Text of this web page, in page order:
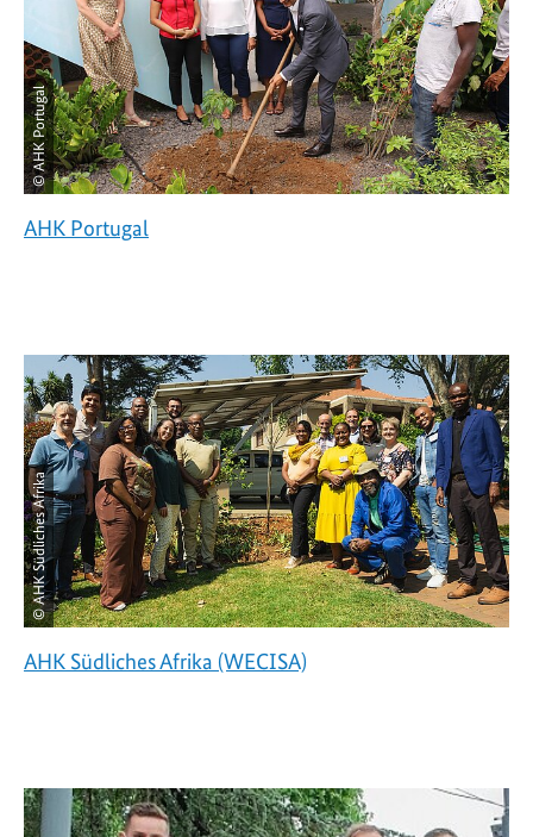
© AHK Portugal
AHK Portugal
© AHK Südliches Afrika
AHK Südliches Afrika (WECISA)